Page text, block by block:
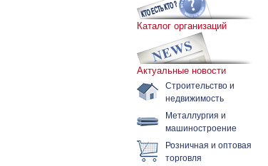
Каталог организаций
Актуальные новости
Строительство и
недвижимость
Металлургия и
машиностроение
Розничная и оптовая
торговля